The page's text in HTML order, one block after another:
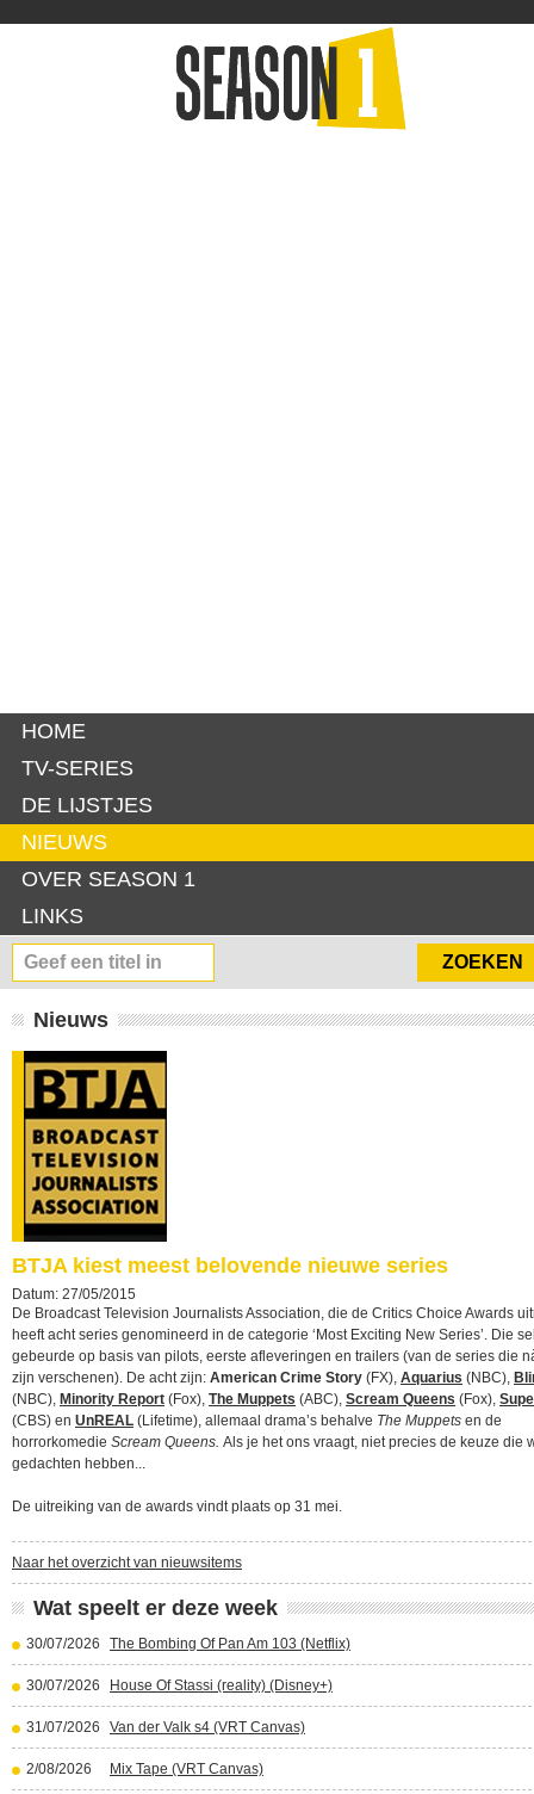
HOME
TV-SERIES
DE LIJSTJES
NIEUWS
OVER SEASON 1
LINKS
Nieuws
BTJA kiest meest belovende nieuwe series
Datum: 27/05/2015
De Broadcast Television Journalists Association, die de Critics Choice Awards
heeft acht series genomineerd in de categorie ‘Most Exciting New Series’. Die
gebeurde op basis van pilots, eerste afleveringen en trailers (van de series die
zijn verschenen). De acht zijn: American Crime Story (FX), Aquarius (NBC),
(NBC), Minority Report (Fox), The Muppets (ABC), Scream Queens (Fox),
(CBS) en UnREAL (Lifetime), allemaal drama’s behalve The Muppets en de
horrorkomedie Scream Queens. Als je het ons vraagt, niet precies de keuze die
gedachten hebben...
De uitreiking van de awards vindt plaats op 31 mei.
Naar het overzicht van nieuwsitems
Wat speelt er deze week
30/07/2026 The Bombing Of Pan Am 103 (Netflix)
30/07/2026 House Of Stassi (reality) (Disney+)
31/07/2026 Van der Valk s4 (VRT Canvas)
2/08/2026 Mix Tape (VRT Canvas)